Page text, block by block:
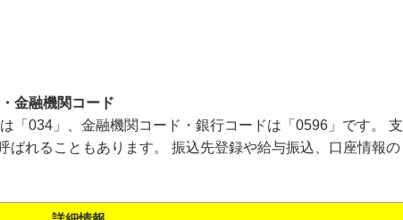
金融機関コード
「034」、金融機関コード・銀行コードは「0596」です。 支
ばれることもあります。 振込先登録や給与振込、口座情報の